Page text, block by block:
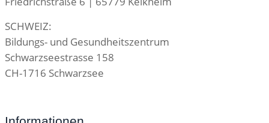
SCHWEIZ:
Bildungs- und Gesundheitszentrum
Schwarzseestrasse 158
CH-1716 Schwarzsee